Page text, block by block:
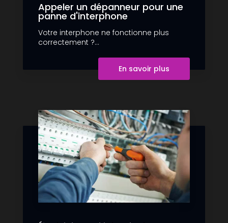
Appeler un dépanneur pour une
panne d'interphone
Votre interphone ne fonctionne plus
correctement ?...
En savoir plus